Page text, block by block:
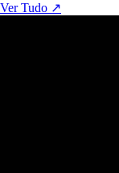
Ver Tudo ↗